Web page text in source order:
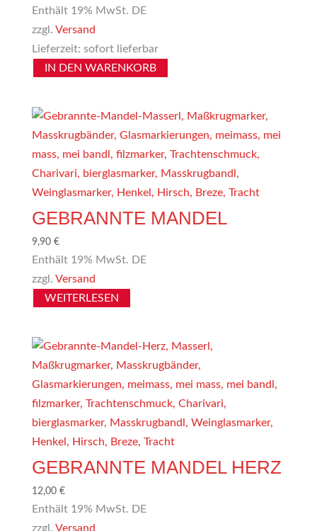
Enthält 19% MwSt. DE
zzgl. Versand
Lieferzeit: sofort lieferbar
IN DEN WARENKORB
GEBRANNTE MANDEL
9,90 €
Enthält 19% MwSt. DE
zzgl. Versand
WEITERLESEN
GEBRANNTE MANDEL HERZ
12,00 €
Enthält 19% MwSt. DE
zzgl. Versand